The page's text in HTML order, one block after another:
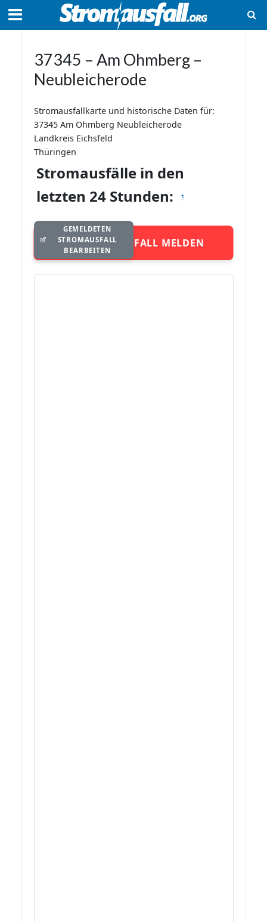
37345 – Am Ohmberg –
Neubleicherode
Stromausfallkarte und historische Daten für:
37345 Am Ohmberg Neubleicherode
Landkreis Eichsfeld
Thüringen
Stromausfälle in den
letzten 24 Stunden:
STROMAUSFALL MELDEN
GEMELDETEN
STROMAUSFALL
BEARBEITEN